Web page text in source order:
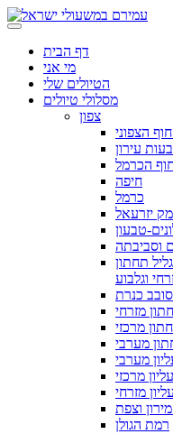
דף הבית
מי אני
הטיולים שלי
מסלולי טיולים
צפון
הצפוני
עירון
הכרמל
חיפה
כרמל
יזרעאל
טבעון
וסביבתה
תחתון
וגלבוע
סובב כנרת
מזרחי
מרכזי
מערבי
מערבי
מרכזי
מזרחי
וצפת
רמת הגולן